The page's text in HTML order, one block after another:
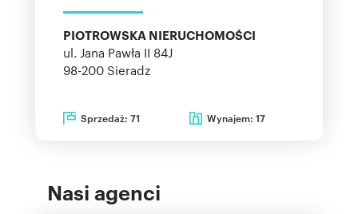
PIOTROWSKA NIERUCHOMOŚCI
ul. Jana Pawła II 84J
98-200 Sieradz
Sprzedaż: 71 Wynajem: 17
Nasi agenci